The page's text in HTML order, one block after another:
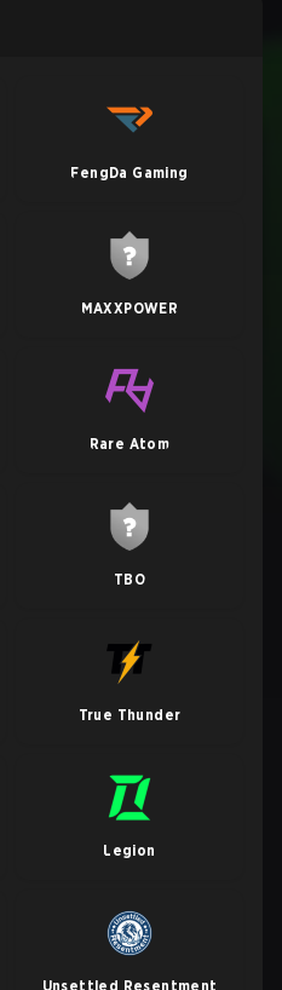
FengDa Gaming
MAXXPOWER
Rare Atom
TBO
True Thunder
Legion
Unsettled Resentment